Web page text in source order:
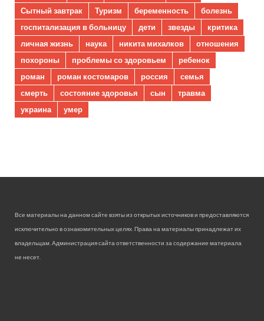
Сытный завтрак
Туризм беременность
болезнь
госпитализация в больницу
дети звезды
критика
личная жизнь
наука никита михалков
отношения
похороны
проблемы со здоровьем
ребенок
роман
роман костомаров россия
семья
смерть
состояние здоровья сын
травма
украина
умер
Все материалы на данном сайте взяты из открытых источников и предоставляются
исключительно в ознакомительных целях. Права на материалы принадлежат их
владельцам. Администрация сайта ответственности за содержание материала
не несет.